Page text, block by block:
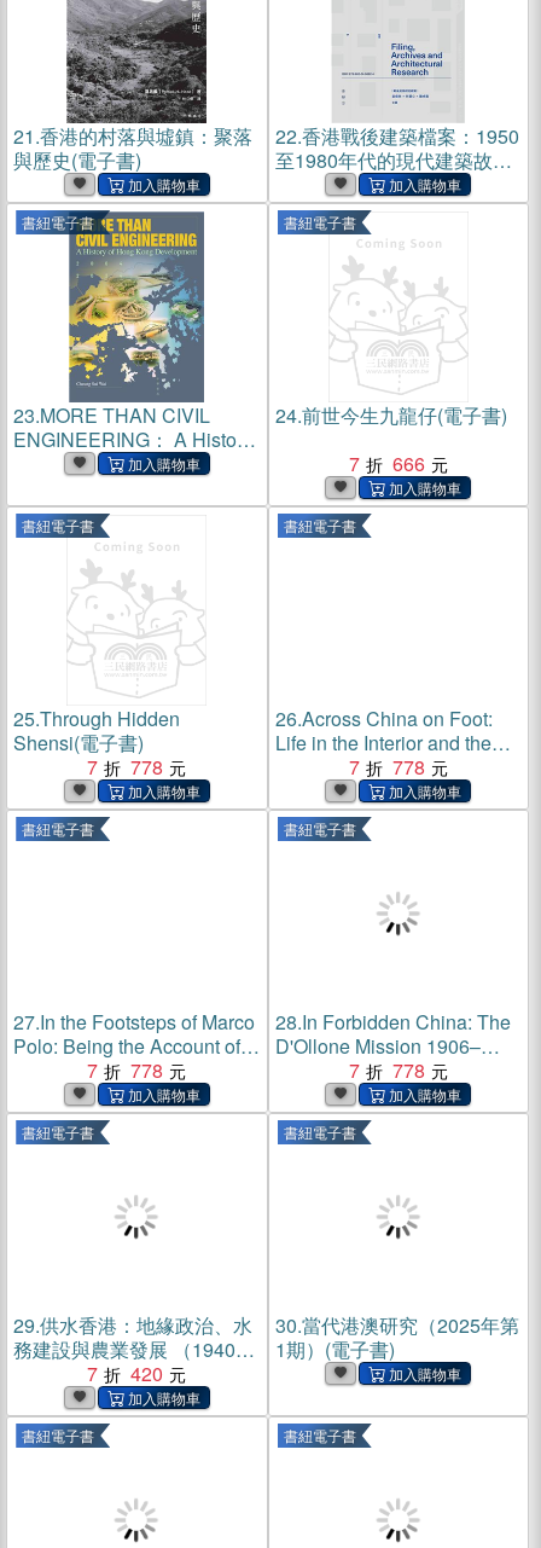
21.香港的村落與墟鎮：聚落
與歷史(電子書)
22.香港戰後建築檔案：1950
至1980年代的現代建築故事
(電子書)
書紐電子書
23.MORE THAN CIVIL
ENGINEERING： A History
of Hong Kong Development
書紐電子書
24.前世今生九龍仔(電子書)
7
666
書紐電子書
25.Through Hidden
Shensi(電子書)
7
778
書紐電子書
26.Across China on Foot:
Life in the Interior and the
Reform Movement(電子書)
7 778
書紐電子書
27.In the Footsteps of Marco
Polo: Being the Account of a
Journey Overland from
Simla to Pekin(電子書)
7 778
書紐電子書
28.In Forbidden China: The
D'Ollone Mission 1906–
1909; China—Tibet—
Mongolia(電子書)
7 778
書紐電子書
29.供水香港：地緣政治、水
務建設與農業發展 （1940–
1970 年代）(電子書)
7 420
書紐電子書
30.當代港澳研究（2025年第
1期）(電子書)
書紐電子書 書紐電子書